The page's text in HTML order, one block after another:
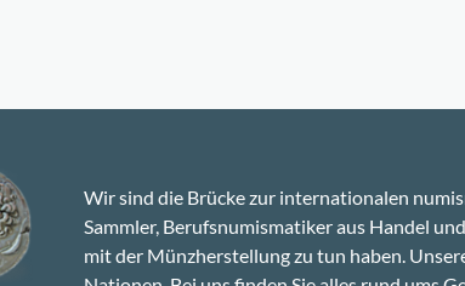
Wir sind die Brücke zur internationalen
Sammler, Berufsnumismatiker aus Handel
mit der Münzherstellung zu tun haben.